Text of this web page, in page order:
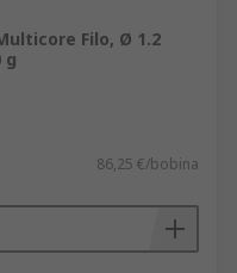
Filo, Ø 1.2
g
86,25 €/bobina